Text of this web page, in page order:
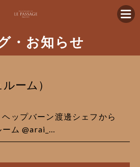
・お知らせ
ーム）
ップバーン渡邊シェフから
ム @arai_…